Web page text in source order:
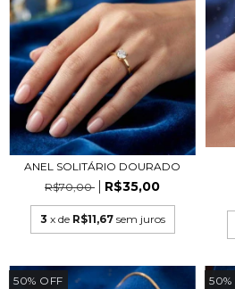
ANEL SOLITÁRIO DOURADO
R$70,00
R$35,00
3 x de R$11,67 sem juros
50% OFF 50%